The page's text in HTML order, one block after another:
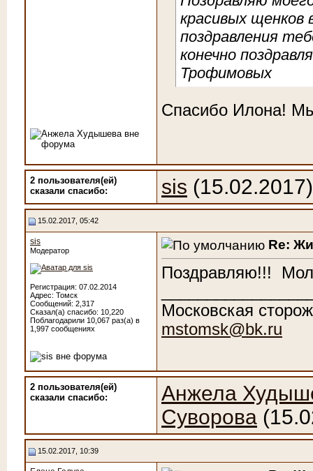
красивых
поздравления
конечно
Трофимовых
Спасибо Илона!
2 пользователя(ей)
сказали cпасибо:
sis
15.02.2017, 05:42
sis
Модератор
Регистрация: 07.02.2014
Адрес: Томск
Сообщений: 2,317
Сказал(а) спасибо: 10,220
Поблагодарили 10,067 раз(а) в
1,997 сообщениях
Re:
Поздравляю!!!
Московская
mstomsk@bk.ru
2 пользователя(ей)
сказали cпасибо:
Анжела
Суворова
15.02.2017, 10:39